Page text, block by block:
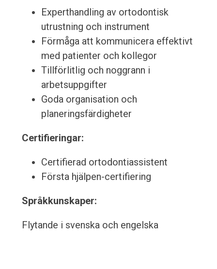
Experthandling av ortodontisk
utrustning och instrument
Förmåga att kommunicera effektivt
med patienter och kollegor
Tillförlitlig och noggrann i
arbetsuppgifter
Goda organisation och
planeringsfärdigheter
Certifieringar:
Certifierad ortodontiassistent
Första hjälpen-certifiering
Språkkunskaper:
Flytande i svenska och engelska